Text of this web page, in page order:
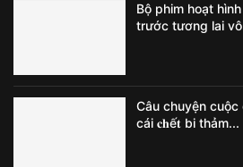
Bộ phim hoạt
trước tương lai
Câu chuyện cuộc
cái 𝐜𝐡ế𝐭 bi thảm...